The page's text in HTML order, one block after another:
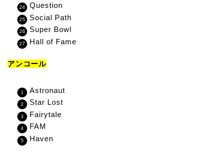
Question
Social Path
Super Bowl
Hall of Fame
アンコール
Astronaut
Star Lost
Fairytale
FAM
Haven